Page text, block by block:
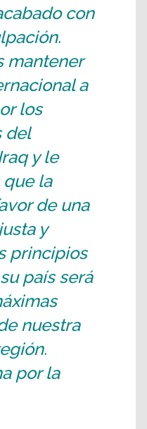
con
mantener
a
los
del
y le
la
de una
y
principios
país será
nuestra
por la